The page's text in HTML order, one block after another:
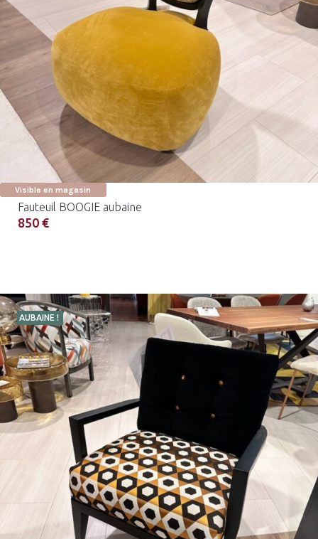
Visible en magasin
Fauteuil BOOGIE aubaine
850 €
AUBAINE !